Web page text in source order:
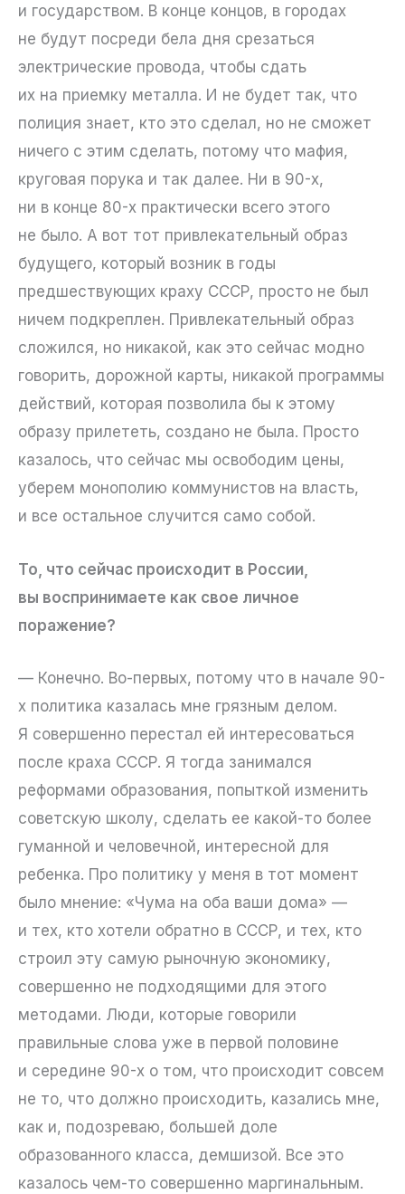
и государством. В конце концов, в городах
не будут посреди бела дня срезаться
электрические провода, чтобы сдать
их на приемку металла. И не будет так, что
полиция знает, кто это сделал, но не сможет
ничего с этим сделать, потому что мафия,
круговая порука и так далее. Ни в 90-х,
ни в конце 80-х практически всего этого
не было. А вот тот привлекательный образ
будущего, который возник в годы
предшествующих краху СССР, просто не был
ничем подкреплен. Привлекательный образ
сложился, но никакой, как это сейчас модно
говорить, дорожной карты, никакой программы
действий, которая позволила бы к этому
образу прилететь, создано не была. Просто
казалось, что сейчас мы освободим цены,
уберем монополию коммунистов на власть,
и все остальное случится само собой.
То, что сейчас происходит в России,
вы воспринимаете как свое личное
поражение?
— Конечно. Во-первых, потому что в начале 90-
х политика казалась мне грязным делом.
Я совершенно перестал ей интересоваться
после краха СССР. Я тогда занимался
реформами образования, попыткой изменить
советскую школу, сделать ее какой-то более
гуманной и человечной, интересной для
ребенка. Про политику у меня в тот момент
было мнение: «Чума на оба ваши дома» —
и тех, кто хотели обратно в СССР, и тех, кто
строил эту самую рыночную экономику,
совершенно не подходящими для этого
методами. Люди, которые говорили
правильные слова уже в первой половине
и середине 90-х о том, что происходит совсем
не то, что должно происходить, казались мне,
как и, подозреваю, большей доле
образованного класса, демшизой. Все это
казалось чем-то совершенно маргинальным.